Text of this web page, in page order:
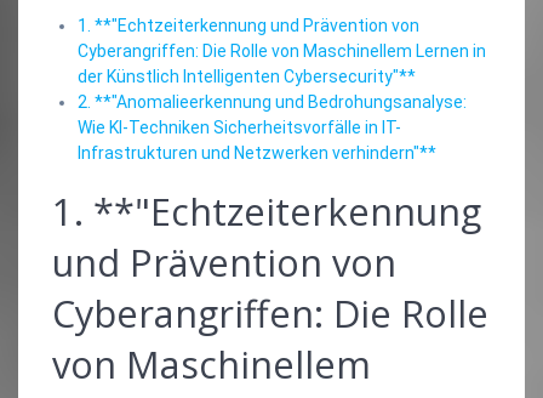
1. **"Echtzeiterkennung und Prävention von
Cyberangriffen: Die Rolle von Maschinellem Lernen in
der Künstlich Intelligenten Cybersecurity"**
2. **"Anomalieerkennung und Bedrohungsanalyse:
Wie KI-Techniken Sicherheitsvorfälle in IT-
Infrastrukturen und Netzwerken verhindern"**
1. **"Echtzeiterkennung
und Prävention von
Cyberangriffen: Die Rolle
von Maschinellem